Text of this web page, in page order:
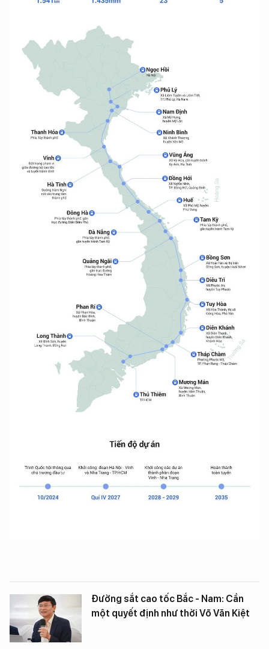
Đường sắt cao tốc Bắc - Nam: Cần
một quyết định như thời Võ Văn Kiệt